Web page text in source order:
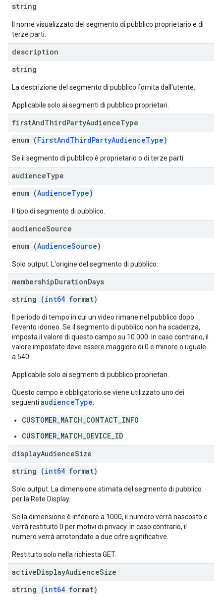
string
Il nome visualizzato del segmento di pubblico proprietario e di
terze parti.
description
string
La descrizione del segmento di pubblico fornita dall'utente.
Applicabile solo ai segmenti di pubblico proprietari.
firstAndThirdPartyAudienceType
enum (FirstAndThirdPartyAudienceType)
Se il segmento di pubblico è proprietario o di terze parti.
audienceType
enum (AudienceType)
Il tipo di segmento di pubblico.
audienceSource
enum (AudienceSource)
Solo output. L'origine del segmento di pubblico.
membershipDurationDays
string (int64 format)
Il periodo di tempo in cui un video rimane nel pubblico dopo
l'evento idoneo. Se il segmento di pubblico non ha scadenza,
imposta il valore di questo campo su 10.000. In caso contrario, il
valore impostato deve essere maggiore di 0 e minore o uguale
a 540.
Applicabile solo ai segmenti di pubblico proprietari.
Questo campo è obbligatorio se viene utilizzato uno dei
seguenti audienceType:
CUSTOMER_MATCH_CONTACT_INFO
CUSTOMER_MATCH_DEVICE_ID
displayAudienceSize
string (int64 format)
Solo output. La dimensione stimata del segmento di pubblico
per la Rete Display.
Se la dimensione è inferiore a 1000, il numero verrà nascosto e
verrà restituito 0 per motivi di privacy. In caso contrario, il
numero verrà arrotondato a due cifre significative.
Restituito solo nella richiesta GET.
activeDisplayAudienceSize
string (int64 format)